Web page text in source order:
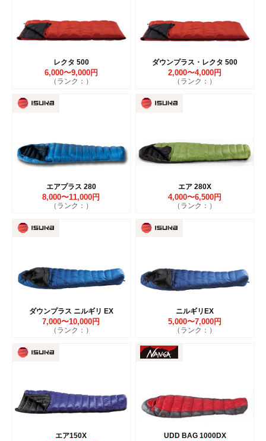
レクタ 500
6,000〜9,000円
（ランク：）
ダウンプラス・レクタ 500
2,000〜4,000円
（ランク：）
エアプラス 280
8,000〜11,000円
（ランク：）
エア 280X
4,000〜6,500円
（ランク：）
ダウンプラス ニルギリ EX
7,000〜10,000円
（ランク：）
ニルギリEX
5,000〜7,000円
（ランク：）
エア150X UDD BAG 1000DX